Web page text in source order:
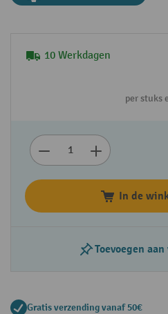
10 Werkdagen
per stuks
In de
Toevoegen
Gratis verzending vanaf 50€